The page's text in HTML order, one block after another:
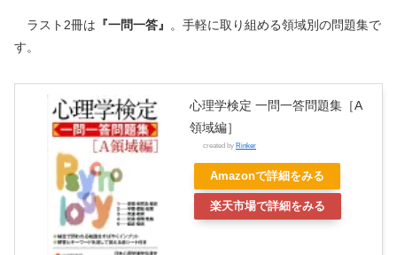
ラスト2冊は 『一問一答』 。手軽に取り組める領域別の問題集で
す。
心理学検定 一問一答問題集［A
領域編］
created by Rinker
Amazonで詳細をみる
楽天市場で詳細をみる